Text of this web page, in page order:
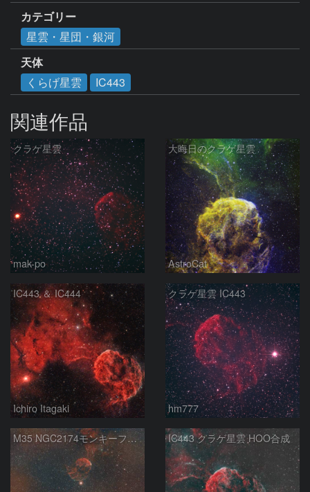
カテゴリー
星雲・星団・銀河
天体
くらげ星雲
IC443
関連作品
クラゲ星雲
mak-po
大晦日のクラゲ星雲
AstroCat
IC443 ＆ IC444
Ichiro Itagaki
クラゲ星雲 IC443
hm777
M35 NGC2174モンキーフェイス星雲 IC443クラゲ星雲 IC443 クラゲ星雲 HOO合成